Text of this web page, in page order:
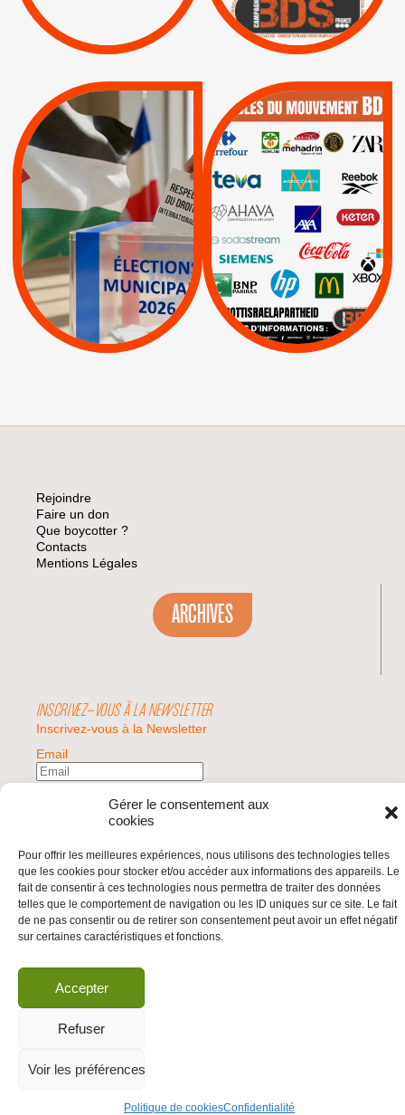
Gérer le consentement aux
cookies
Pour offrir les meilleures expériences, nous utilisons des technologies telles
que les cookies pour stocker et/ou accéder aux informations des appareils. Le
fait de consentir à ces technologies nous permettra de traiter des données
telles que le comportement de navigation ou les ID uniques sur ce site. Le fait
de ne pas consentir ou de retirer son consentement peut avoir un effet négatif
sur certaines caractéristiques et fonctions.
Accepter
Refuser
Voir les préférences
Politique de cookiesConfidentialité
| Actus Pétitions
Lettres d'interpellation
MUNICIPALES 2026 :
JE VOTE POUR LE
RESPECT DU DROIT
INTERNATIONAL EN
PALESTINE
APPELS | Actus |
Espaces Sans
Apartheid
| Lettres d'interpellation
Pétitions
QUE BOYCOTTER ?
BOYCOTT /
AXA BNP | CAF |
Carrefour | HP |
Keter |
Livres et brochures |
Mehadrin | PUMA
Sodastream |
Visuels, tracts,
affiches,...
Rejoindre
Faire un don
Que boycotter ?
Contacts
Mentions Légales
ARCHIVES
INSCRIVEZ-VOUS À LA NEWSLETTER
Inscrivez-vous à la Newsletter
Email
Valider
© 2026 | BDS France | Boycott Désinvestissement Sanctions, la réponse
citoyenne et non-violente à l'impunité d'Israël |